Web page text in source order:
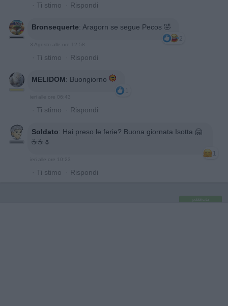
· Ti stimo · Rispondi
Bronsequerte: Aragorn se segue Pecos 🤣
2
3 Agosto alle ore 12:58
· Ti stimo · Rispondi
MELIDOM: Buongiorno
1
· Ti stimo · Rispondi
Soldato: Hai preso le ferie? Buona giornata Isotta 🤗
☕️☕️🌷
1
· Ti stimo · Rispondi
pubblicità